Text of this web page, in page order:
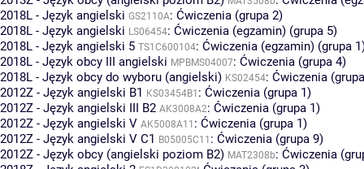
2018L - Język angielski GS2110A: Ćwiczenia (grupa 2)
2018L - Język angielski LS06454: Ćwiczenia (egzamin) (grupa 5)
2018L - Język angielski 5 TS1C600104: Ćwiczenia (egzamin) (grupa
2018L - Język obcy III angielski MPBMS04007: Ćwiczenia (grupa 4)
2018L - Język obcy do wyboru (angielski) KS02454: Ćwiczenia
2012Z - Język angielski B1 KS03454B1 : Ćwiczenia (grupa 1)
2012Z - Język angielski III B2 AK3008A2: Ćwiczenia (grupa 1)
2012Z - Język angielski V AK5008A11 : Ćwiczenia (grupa 1)
2012Z - Język angielski V C1 B05005C11 : Ćwiczenia (grupa 9)
2012Z - Język obcy (angielski poziom B2) MAT2308b: Ćwiczenia